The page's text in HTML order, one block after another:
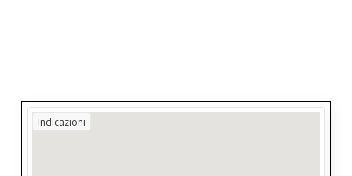
Indicazioni